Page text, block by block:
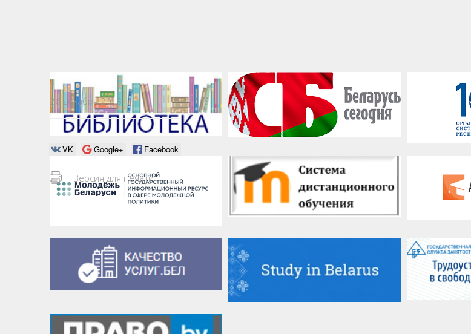
26 декабря 2013
VK Google+ Facebook
Версия для печати